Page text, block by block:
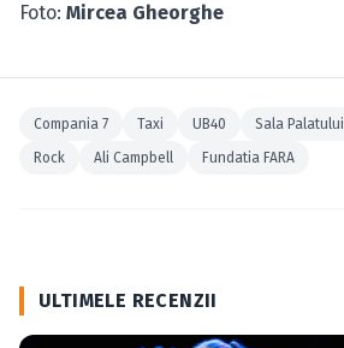
Foto: Mircea Gheorghe
Compania 7 Taxi UB40 Sala Palatului
Rock
Ali Campbell Fundatia FARA
ULTIMELE RECENZII